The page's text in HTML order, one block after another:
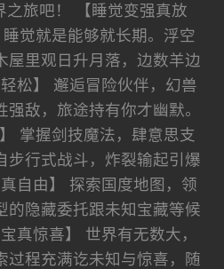
之旅吧！ 【睡觉变强真放
觉就是能够就长期。浮空
屋里观日升月落，边数羊边
松】 邂逅冒险伙伴，幻兽
敌，旅途持有你才幽默。
掌握剑技魔法，肆意思支
步行式战斗，炸裂输起引爆
自由】 探索国度地图，领
的隐藏委托跟未知宝藏等候
真惊喜】 世界有无数大，
过程充满讫未知与惊喜，随